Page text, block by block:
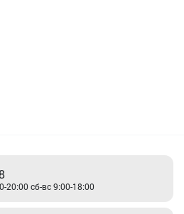
20:00 сб-вс 9:00-18:00